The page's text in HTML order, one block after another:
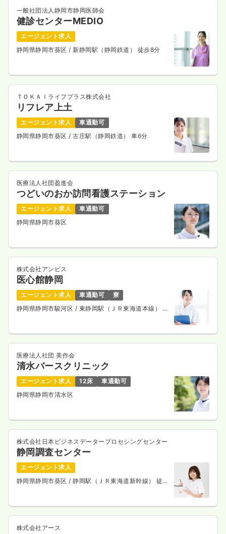
一般社団法人静岡市静岡医師会
健診センターMEDIO
エージェント求人
静岡県静岡市葵区 / 新静岡駅（静岡鉄道） 徒歩8分
ＴＯＫＡＩライフプラス株式会社
リフレア上土
エージェント求人
車通勤可
静岡県静岡市葵区 / 古庄駅（静岡鉄道） 車6分
医療法人社団盈進会
つどいのおか訪問看護ステーション
エージェント求人
車通勤可
静岡県静岡市葵区
株式会社アンビス
医心館静岡
エージェント求人 車通勤可
寮
静岡県静岡市駿河区 / 東静岡駅（ＪＲ東海道本線） バ
医療法人社団 美作会
清水バースクリニック
エージェント求人 12床
車通勤可
静岡県静岡市清水区
株式会社日本ビジネスデータープロセシングセンター
静岡調査センター
エージェント求人
静岡県静岡市葵区 / 静岡駅（ＪＲ東海道新幹線） 徒歩
株式会社アース